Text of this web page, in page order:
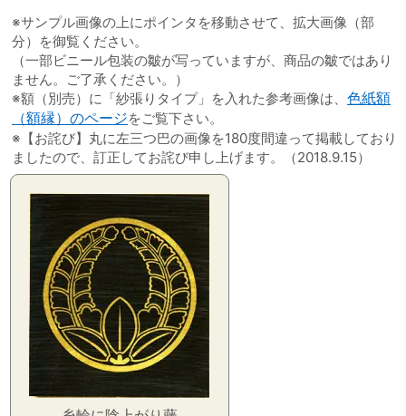
※サンプル画像の上にポインタを移動させて、拡大画像（部
分）を御覧ください。
（一部ビニール包装の皺が写っていますが、商品の皺ではあり
ません。ご了承ください。）
※額（別売）に「紗張りタイプ」を入れた参考画像は、 色紙額
（額縁）のページをご覧下さい。
※【お詫び】丸に左三つ巴の画像を180度間違って掲載しており
ましたので、訂正してお詫び申し上げます。（2018.9.15）